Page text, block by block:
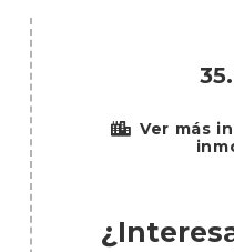
Ver más